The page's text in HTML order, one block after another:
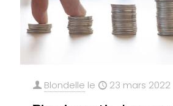
Blondelle le 23 mars 2022